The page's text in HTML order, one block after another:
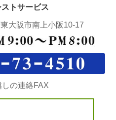
大阪市南上小阪10-17